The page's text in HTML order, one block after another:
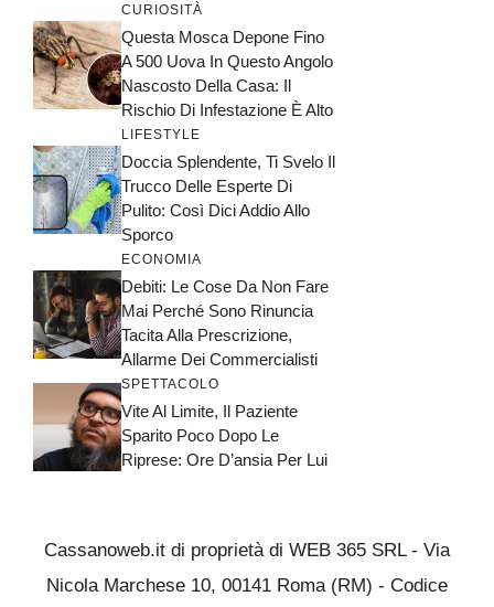
CURIOSITÀ
Questa Mosca Depone Fino
A 500 Uova In Questo Angolo
Nascosto Della Casa: Il
Rischio Di Infestazione È Alto
LIFESTYLE
Doccia Splendente, Ti Svelo Il
Trucco Delle Esperte Di
Pulito: Così Dici Addio Allo
Sporco
ECONOMIA
Debiti: Le Cose Da Non Fare
Mai Perché Sono Rinuncia
Tacita Alla Prescrizione,
Allarme Dei Commercialisti
SPETTACOLO
Vite Al Limite, Il Paziente
Sparito Poco Dopo Le
Riprese: Ore D’ansia Per Lui
Cassanoweb.it di proprietà di WEB 365 SRL - Via
Nicola Marchese 10, 00141 Roma (RM) - Codice